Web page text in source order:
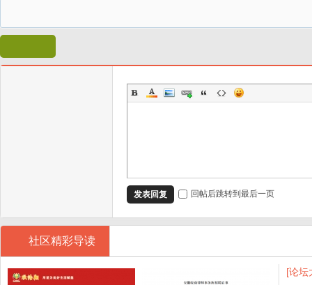
发表回复 回帖后跳转到最后一页
社区精彩导读
[论坛